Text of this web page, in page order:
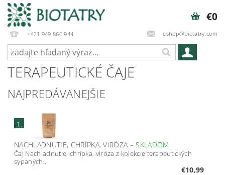
+421 949 860 944 eshop@biotatry.com
€0
TERAPEUTICKÉ ČAJE
NAJPREDÁVANEJŠIE
1.
NACHLADNUTIE, CHRÍPKA, VIRÓZA –SKLADOM
Čaj Nachladnutie, chrípka, viróza z kolekcie terapeutických
sypaných...
€10,99